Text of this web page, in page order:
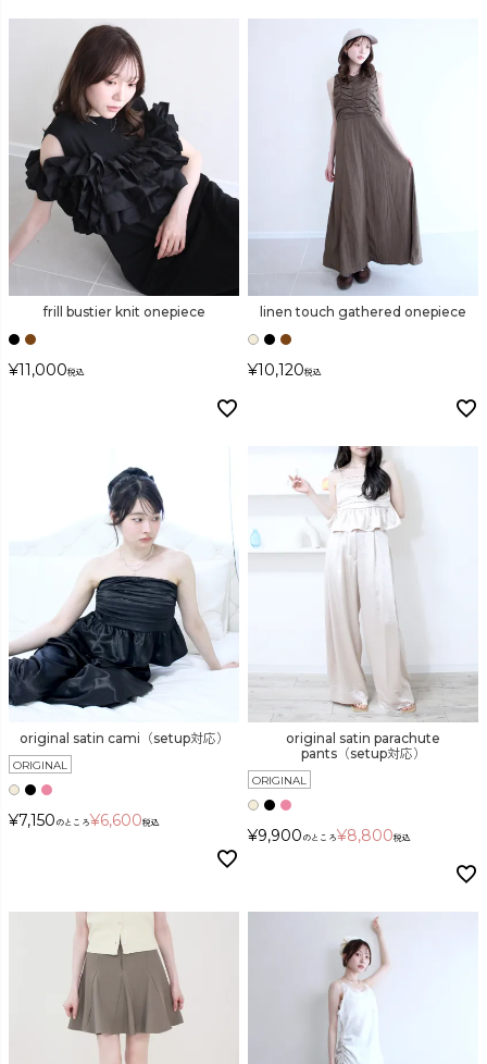
frill bustier knit onepiece
¥11,000税込
linen touch gathered onepiece
¥10,120税込
original satin cami（setup対応）
ORIGINAL
¥7,150 のところ¥6,600税込
original satin parachute
pants（setup対応）
ORIGINAL
¥9,900 のところ¥8,800税込